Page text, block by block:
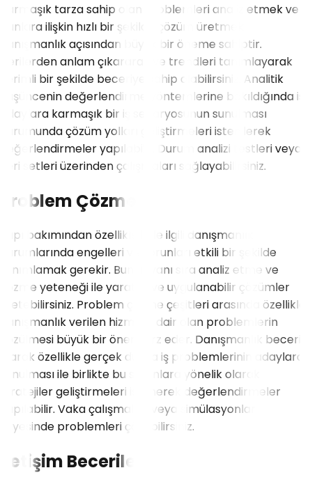
Karmaşık tarza sahip olan problemleri analiz etmek ve
bunlara ilişkin hızlı bir şekilde çözüm üretmek
danışmanlık açısından büyük bir öneme sahiptir.
Verilerden anlam çıkararak ve trendleri tanımlayarak
verimli bir şekilde beceriye sahip olabilirsiniz. Analitik
düşüncenin değerlendirme yöntemlerine bakıldığında ise
adaylara karmaşık bir iş senaryosunun sunulması
durumunda çözüm yolları geliştirmeleri istenilerek
değerlendirmeler yapılabilir. Durum analizi testleri veya
veri setleri üzerinden çalışmaları sağlayabilirsiniz.
Problem Çözme
Yapı bakımından özellikle iş ile ilgili danışmanlık
durumlarında engelleri ve sorunları etkili bir şekilde
tanımlamak gerekir. Bunun yanı sıra analiz etme ve
çözme yeteneği ile yaratıcı ve uygulanabilir çözümler
üretebilirsiniz. Problem çözme çeşitleri arasında özellikle
danışmanlık verilen hizmete dair olan problemlerin
çözülmesi büyük bir önem arz eder. Danışmanlık becerisi
olarak özellikle gerçek dünya iş problemlerinin adaylara
sunulması ile birlikte bu sorunlara yönelik olarak
stratejiler geliştirmeleri istenerek değerlendirmeler
yapılabilir. Vaka çalışmaları veya simülasyonlar
sayesinde problemleri çözebilirsiniz.
İletişim Becerileri